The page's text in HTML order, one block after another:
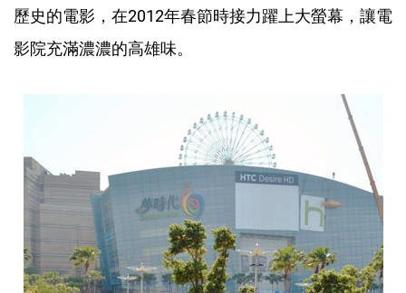
歷史的電影，在2012年春節時接力躍上大螢幕，讓電
影院充滿濃濃的高雄味。